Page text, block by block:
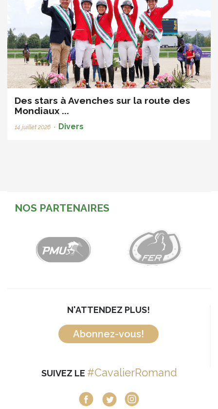
Des stars à Avenches sur la route des
Mondiaux ...
14 juillet 2026 • Divers
NOS PARTENAIRES
N'ATTENDEZ PLUS!
Abonnez-vous!
SUIVEZ LE #CavalierRomand